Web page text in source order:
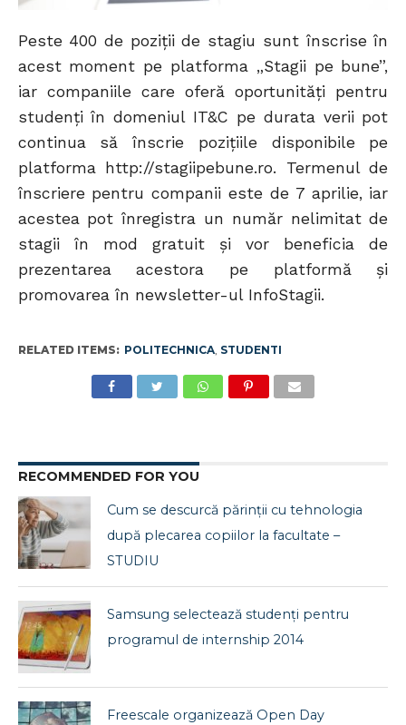
Peste 400 de poziţii de stagiu sunt înscrise în
acest moment pe platforma „Stagii pe bune”,
iar companiile care oferă oportunităţi pentru
studenţi în domeniul IT&C pe durata verii pot
continua să înscrie poziţiile disponibile pe
platforma http://stagiipebune.ro. Termenul de
înscriere pentru companii este de 7 aprilie, iar
acestea pot înregistra un număr nelimitat de
stagii în mod gratuit şi vor beneficia de
prezentarea acestora pe platformă şi
promovarea în newsletter-ul InfoStagii.
RELATED ITEMS: POLITECHNICA, STUDENTI
RECOMMENDED FOR YOU
Cum se descurcă părinții cu tehnologia
după plecarea copiilor la facultate –
STUDIU
Samsung selectează studenți pentru
programul de internship 2014
Freescale organizează Open Day